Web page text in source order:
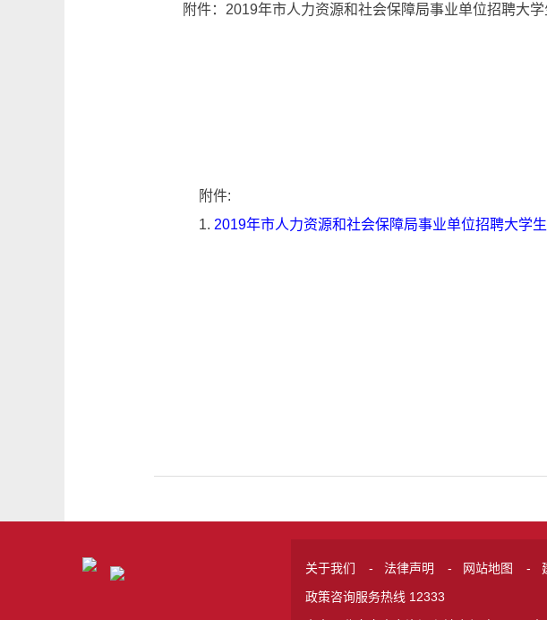
附件：2019年市人力资源和社会保障局事业单位招聘大
附件:
1. 2019年市人力资源和社会保障局事业单位招聘大学
关于我们 - 法律声明 - 网站地图 -
政策咨询服务热线 12333